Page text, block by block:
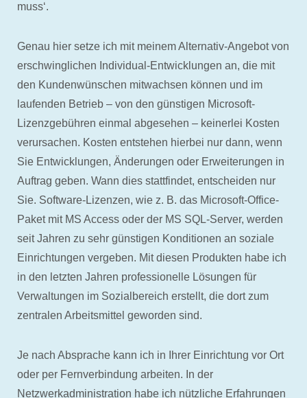
muss‘.
Genau hier setze ich mit meinem Alternativ-Angebot von
erschwinglichen Individual-Entwicklungen an, die mit
den Kundenwünschen mitwachsen können und im
laufenden Betrieb – von den günstigen Microsoft-
Lizenzgebühren einmal abgesehen – keinerlei Kosten
verursachen. Kosten entstehen hierbei nur dann, wenn
Sie Entwicklungen, Änderungen oder Erweiterungen in
Auftrag geben. Wann dies stattfindet, entscheiden nur
Sie. Software-Lizenzen, wie z. B. das Microsoft-Office-
Paket mit MS Access oder der MS SQL-Server, werden
seit Jahren zu sehr günstigen Konditionen an soziale
Einrichtungen vergeben. Mit diesen Produkten habe ich
in den letzten Jahren professionelle Lösungen für
Verwaltungen im Sozialbereich erstellt, die dort zum
zentralen Arbeitsmittel geworden sind.
Je nach Absprache kann ich in Ihrer Einrichtung vor Ort
oder per Fernverbindung arbeiten. In der
Netzwerkadministration habe ich nützliche Erfahrungen